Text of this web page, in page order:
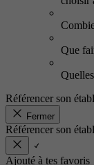
Que
Référencer son
Fermer
Référencer son
Ajouté à tes favoris